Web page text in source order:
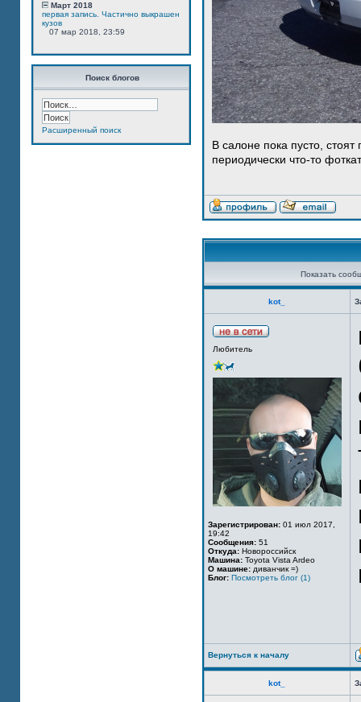
Март 2018
первая запись. Частично выкрашен
кузов
07 мар 2018, 23:59
Поиск блогов
Расширенный поиск
В салоне пока пусто,
периодически что-то
Показать
kot_
Любитель
Зарегистрирован: 01 июл 2017,
19:42
Сообщения: 51
Откуда: Новороссийск
Машина: Toyota Vista Ardeo
О машине: диванчик =)
Блог: Посмотреть блог (1)
Вернуться к началу
kot_